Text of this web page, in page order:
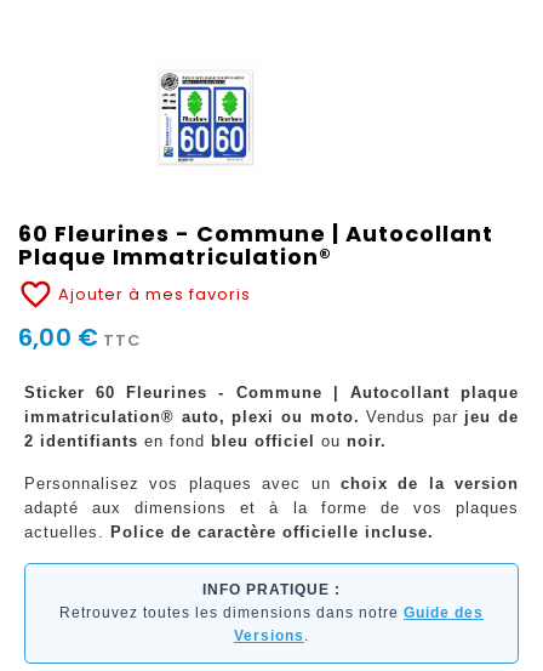
60 Fleurines - Commune | Autocollant
Plaque Immatriculation®
favorite_border Ajouter à mes favoris
6,00 € TTC
Sticker 60 Fleurines - Commune | Autocollant plaque
immatriculation® auto, plexi ou moto. Vendus par jeu de
2 identifiants en fond bleu officiel ou noir.
Personnalisez vos plaques avec un choix de la version
adapté aux dimensions et à la forme de vos plaques
actuelles. Police de caractère officielle incluse.
INFO PRATIQUE :
Retrouvez toutes les dimensions dans notre Guide des
Versions .